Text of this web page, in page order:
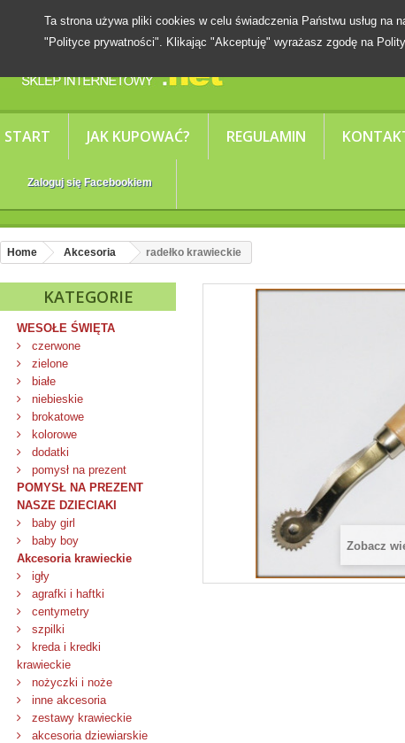
START JAK KUPOWAĆ? REGULAMIN
Zaloguj się Facebookiem
Ta strona używa pliki cookies w celu świadczenia Państwu usług
"Polityce prywatności". Klikając "Akceptuję" wyrażasz zgodę na
Home Akcesoria radełko krawieckie
KATEGORIE
WESOŁE ŚWIĘTA
czerwone
zielone
białe
niebieskie
brokatowe
kolorowe
dodatki
pomysł na prezent
POMYSŁ NA PREZENT
NASZE DZIECIAKI
baby girl
baby boy
Akcesoria krawieckie
igły
agrafki i haftki
centymetry
szpilki
kreda i kredki
krawieckie
nożyczki i noże
inne akcesoria
zestawy krawieckie
akcesoria dziewiarskie
Zobacz